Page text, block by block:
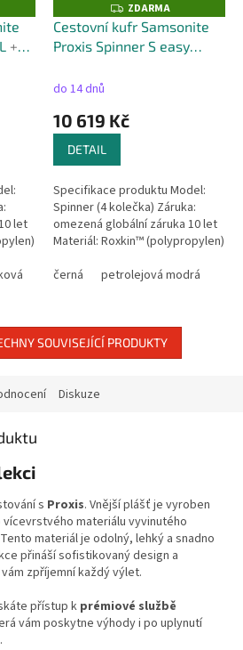
+
let
petrolejová modrá medově zlatá
Z
D
A
R
ZDARMA
Cestovní kufr Samsonite
Proxis Spinner S easy
kufr zdarma
do 14 dnů
10 619 Kč
DETAIL
Specifikace produktu Model:
Spinner (4 kolečka) Záruka:
omezená globální záruka 10 let
Materiál: Roxkin™ (polypropylen)
Rozšířené rozměry: 55 × 40 ×
černá petrolejová modrá
SOUVISEJÍCÍ PRODUKTY
Diskuze
s Proxis. Vnější plášť je vyroben
vícevrstvého materiálu vyvinutého
materiál je odolný, lehký a snadno
přináší sofistikovaný design a
zpříjemní každý výlet.
přístup k prémiové službě
vám poskytne výhody i po uplynutí